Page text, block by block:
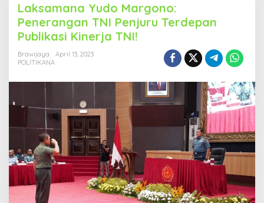
k
s
a
m
Y
r
g
o
n
o
Laksamana Yudo Margono:
Penerangan TNI Penjuru Terdepan
Publikasi Kinerja TNI!
Brawijaya
April 13, 2023
POLITIKANA